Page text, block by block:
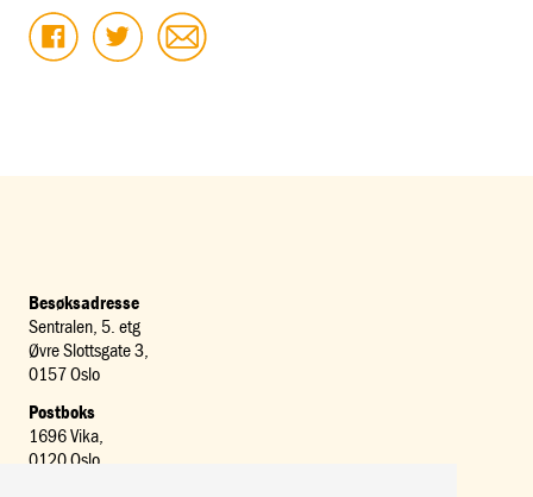
Besøksadresse
Sentralen, 5. etg
Øvre Slottsgate 3,
0157 Oslo
Postboks
1696 Vika,
0120 Oslo